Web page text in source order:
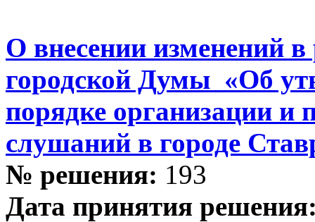
О внесении изменений
городской Думы «Об
порядке организации и
слушаний в городе
№ решения: 193
Дата принятия